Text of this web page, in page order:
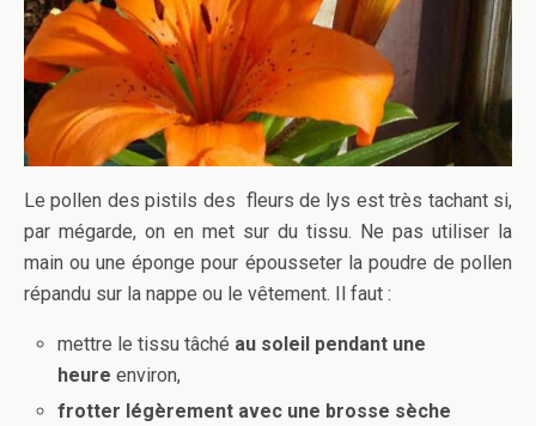
Le pollen des pistils des fleurs de lys est très tachant si,
par mégarde, on en met sur du tissu. Ne pas utiliser la
main ou une éponge pour épousseter la poudre de pollen
répandu sur la nappe ou le vêtement. Il faut :
mettre le tissu tâché au soleil pendant une
heureenviron,
frotter légèrement avec une brosse sèche